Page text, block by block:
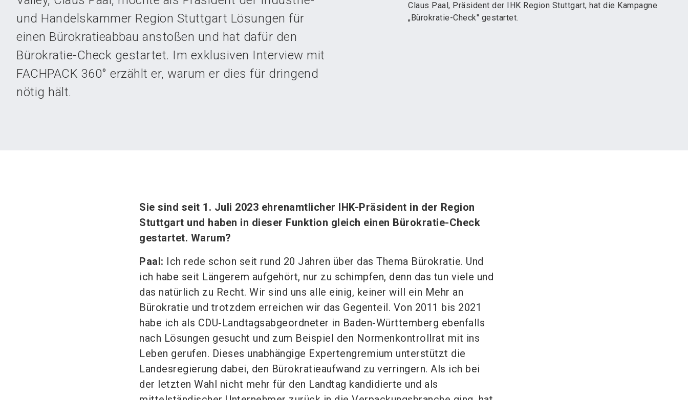
und Handelskammer Region Stuttgart Lösungen für
einen Bürokratieabbau anstoßen und hat dafür den
Bürokratie-Check gestartet. Im exklusiven Interview mit
FACHPACK 360° erzählt er, warum er dies für dringend
nötig hält.
Claus Paal, Präsident der IHK Region Stuttgart, hat die Kampagne
„Bürokratie-Check" gestartet.
Sie sind seit 1. Juli 2023 ehrenamtlicher IHK-Präsident in der Region
Stuttgart und haben in dieser Funktion gleich einen Bürokratie-Check
gestartet. Warum?
Paal: Ich rede schon seit rund 20 Jahren über das Thema Bürokratie. Und
ich habe seit Längerem aufgehört, nur zu schimpfen, denn das tun viele und
das natürlich zu Recht. Wir sind uns alle einig, keiner will ein Mehr an
Bürokratie und trotzdem erreichen wir das Gegenteil. Von 2011 bis 2021
habe ich als CDU-Landtagsabgeordneter in Baden-Württemberg ebenfalls
nach Lösungen gesucht und zum Beispiel den Normenkontrollrat mit ins
Leben gerufen. Dieses unabhängige Expertengremium unterstützt die
Landesregierung dabei, den Bürokratieaufwand zu verringern. Als ich bei
der letzten Wahl nicht mehr für den Landtag kandidierte und als